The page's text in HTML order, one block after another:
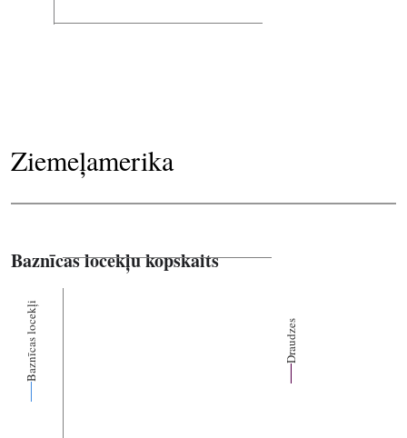
Ziemeļamerika
Baznīcas locekļu kopskaits
Baznīcas locekļi Draudzes